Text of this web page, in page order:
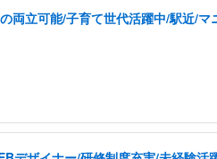
両立可能/子育て世代活躍中/駅近/マ